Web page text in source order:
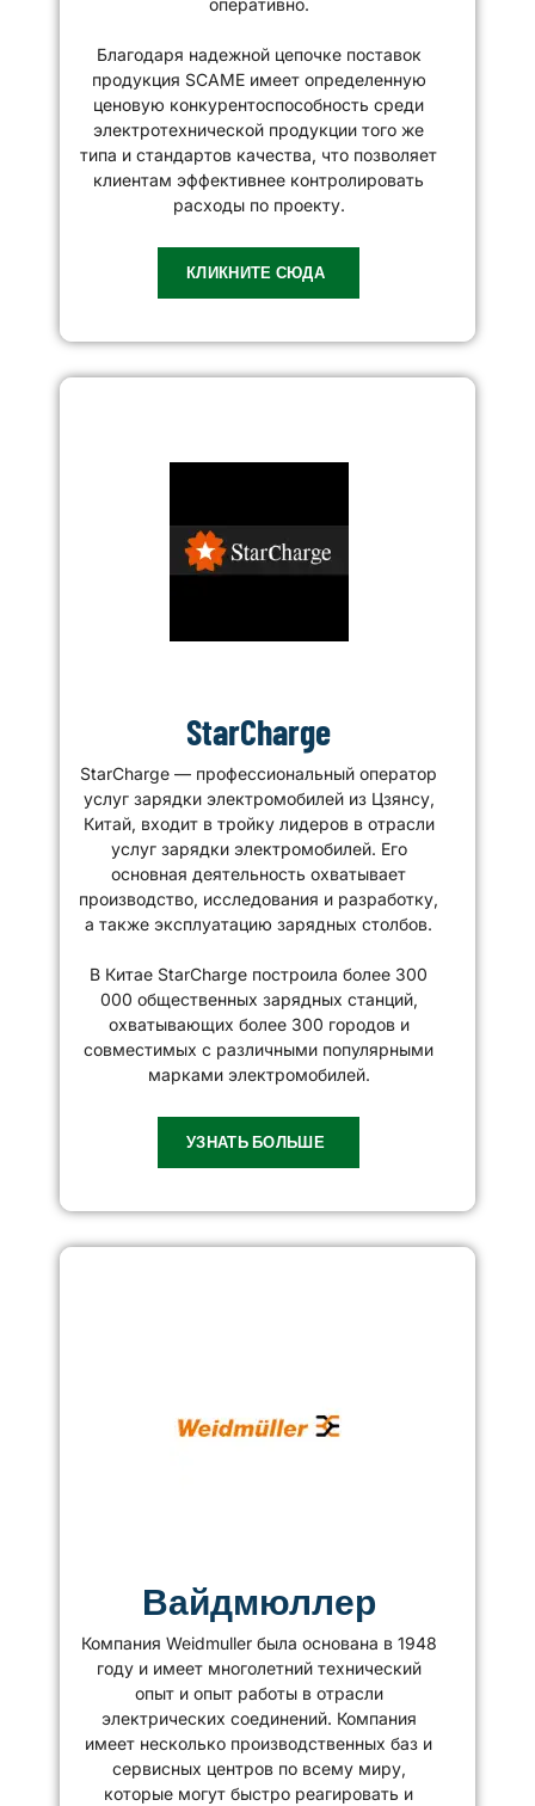
Благодаря надежной цепочке поставок
продукция SCAME имеет определенную
ценовую конкурентоспособность среди
электротехнической продукции того же
типа и стандартов качества, что позволяет
клиентам эффективнее контролировать
расходы по проекту.
КЛИКНИТЕ СЮДА
StarCharge
StarCharge — профессиональный оператор
услуг зарядки электромобилей из Цзянсу,
Китай, входит в тройку лидеров в отрасли
услуг зарядки электромобилей. Его
основная деятельность охватывает
производство, исследования и разработку,
а также эксплуатацию зарядных столбов.
В Китае StarCharge построила более 300
000 общественных зарядных станций,
охватывающих более 300 городов и
совместимых с различными популярными
марками электромобилей.
УЗНАТЬ БОЛЬШЕ
Вайдмюллер
Компания Weidmuller была основана в 1948
году и имеет многолетний технический
опыт и опыт работы в отрасли
электрических соединений. Компания
имеет несколько производственных баз и
сервисных центров по всему миру,
которые могут быстро реагировать и